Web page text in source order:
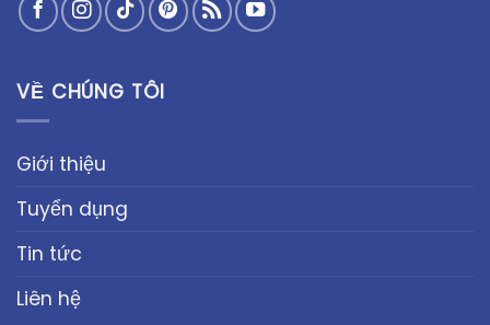
VỀ CHÚNG TÔI
Giới thiệu
Tuyển dụng
Tin tức
Liên hệ